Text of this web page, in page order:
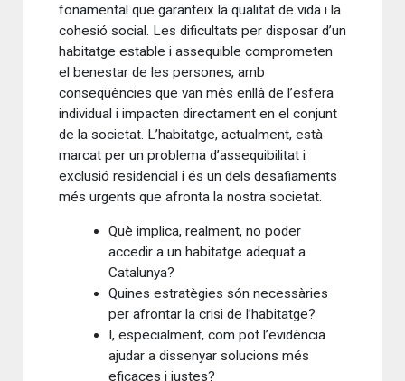
fonamental que garanteix la qualitat de vida i la
cohesió social. Les dificultats per disposar d’un
habitatge estable i assequible comprometen
el benestar de les persones, amb
conseqüències que van més enllà de l’esfera
individual i impacten directament en el conjunt
de la societat. L’habitatge, actualment, està
marcat per un problema d’assequibilitat i
exclusió residencial i és un dels desafiaments
més urgents que afronta la nostra societat.
Què implica, realment, no poder
accedir a un habitatge adequat a
Catalunya?
Quines estratègies són necessàries
per afrontar la crisi de l’habitatge?
I, especialment, com pot l’evidència
ajudar a dissenyar solucions més
eficaces i justes?